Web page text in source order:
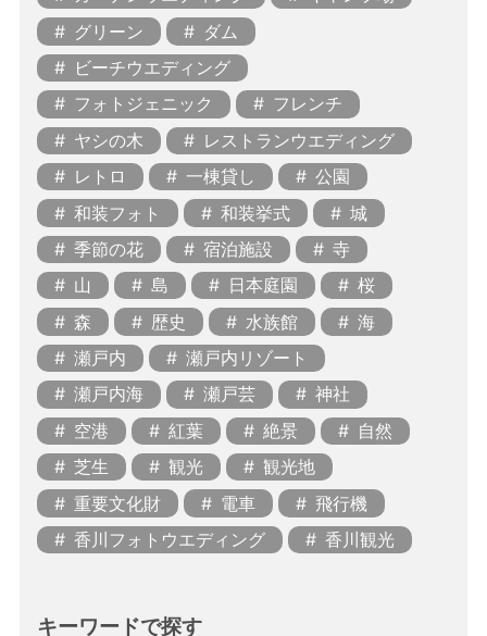
グリーン
ダム
ビーチウエディング
フォトジェニック
フレンチ
ヤシの木
レストランウエディング
レトロ
一棟貸し
公園
和装フォト
和装挙式
城
季節の花
宿泊施設
寺
山
島 日本庭園
桜
森
歴史 水族館
海
瀬戸内
瀬戸内リゾート
瀬戸内海
瀬戸芸
神社
空港
紅葉 絶景
自然
芝生
観光
観光地
重要文化財
電車
飛行機
香川フォトウエディング
香川観光
キーワードで探す